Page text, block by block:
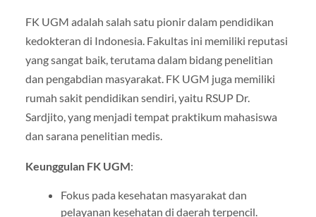
FK UGM adalah salah satu pionir dalam pendidikan
kedokteran di Indonesia. Fakultas ini memiliki reputasi
yang sangat baik, terutama dalam bidang penelitian
dan pengabdian masyarakat. FK UGM juga memiliki
rumah sakit pendidikan sendiri, yaitu RSUP Dr.
Sardjito, yang menjadi tempat praktikum mahasiswa
dan sarana penelitian medis.
Keunggulan FK UGM:
Fokus pada kesehatan masyarakat dan
pelayanan kesehatan di daerah terpencil.